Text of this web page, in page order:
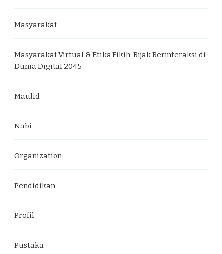
Masyarakat
Masyarakat Virtual & Etika Fikih: Bijak Berinteraksi di
Dunia Digital 2045
Maulid
Nabi
Organization
Pendidikan
Profil
Pustaka